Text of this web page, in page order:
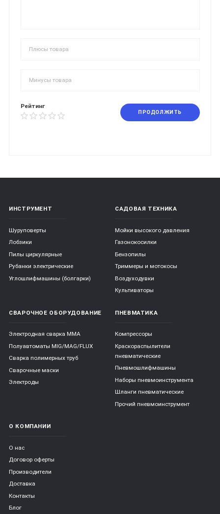
Рейтинг
ПРОДОЛЖИТЬ
ИНСТРУМЕНТ
Шуруповерты
Лобзики
Пилы циркулярные
Рубанки электрические
Углошлифмашины (болгарки)
САДОВАЯ ТЕХНИКА
Мойки высокого давления
Газонокосилки
Бензопилы
Триммеры и мотокосы
Воздуходувки
Культиваторы
СВАРОЧНОЕ ОБОРУДОВАНИЕ
Электродная сварка ММА
Полуавтоматы MIG/MAG/FLUX
Сварка полимерных труб
Сварочные маски
Электроды
ПНЕВМАТИКА
Компрессоры
Краскораспылители
пневматические
Пневмошлифмашины
Наборы пневмоинструмента
Шланги пневматические
Прочий пневмоинструмент
О КОМПАНИИ
О нас
Договор оферты
Производители
Доставка
Контакты
Блог